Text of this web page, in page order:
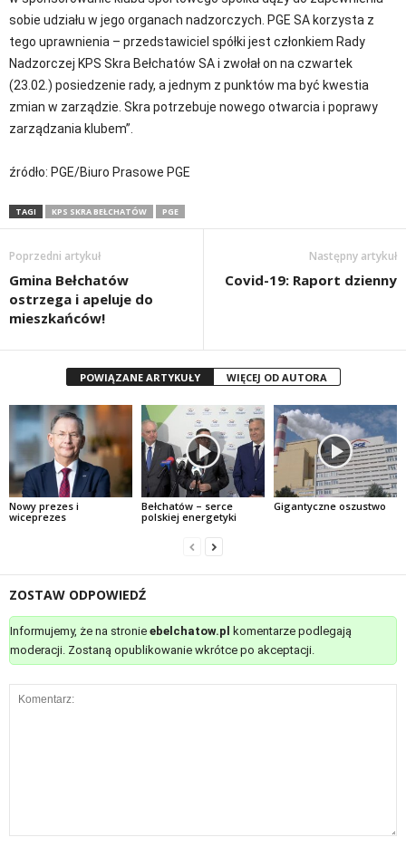
sobie udziału w jego organach nadzorczych. PGE SA korzysta z
tego uprawnienia – przedstawiciel spółki jest członkiem Rady
Nadzorczej KPS Skra Bełchatów SA i zwołał on na czwartek
(23.02.) posiedzenie rady, a jednym z punktów ma być kwestia
zmian w zarządzie. Skra potrzebuje nowego otwarcia i poprawy
zarządzania klubem”.
źródło: PGE/Biuro Prasowe PGE
TAGI KPS SKRA BEŁCHATÓW PGE
Poprzedni artykuł
Gmina Bełchatów
ostrzega i apeluje do
mieszkańców!
Następny artykuł
Covid-19: Raport dzienny
POWIĄZANE ARTYKUŁY WIĘCEJ OD AUTORA
Nowy prezes i
wiceprezes
Bełchatów – serce
polskiej energetyki
Gigantyczne oszustwo
ZOSTAW ODPOWIEDŹ
Informujemy, że na stronie ebelchatow.pl komentarze podlegają
moderacji. Zostaną opublikowanie wkrótce po akceptacji.